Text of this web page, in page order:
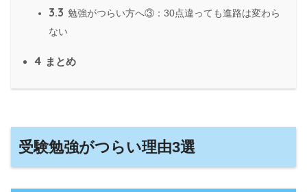
3.3 勉強がつらい方へ③：30点違っても進路は変わら
ない
4 まとめ
受験勉強がつらい理由3選